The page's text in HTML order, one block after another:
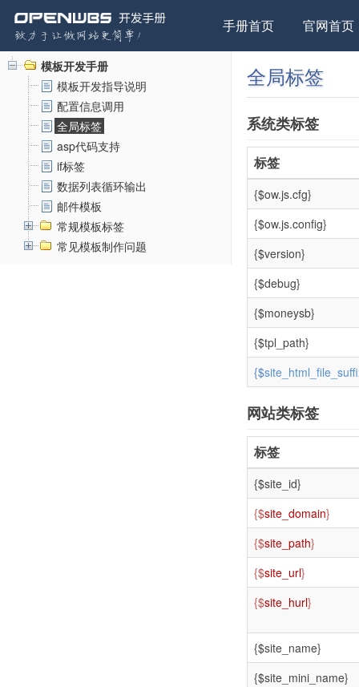
手册首页 官网首页
模板开发手册
模板开发指导说明
配置信息调用
全局标签
asp代码支持
if标签
数据列表循环输出
邮件模板
常规模板标签
常见模板制作问题
全局标签
系统类标签
标签
{$ow.js.cfg}
{$ow.js.config}
{$version}
{$debug}
{$moneysb}
{$tpl_path}
{$
网站类标签
标签
{$site_id}
{$site_domain}
{$site_path}
{$site_url}
{$site_hurl}
{$site_name}
{$site_mini_name}